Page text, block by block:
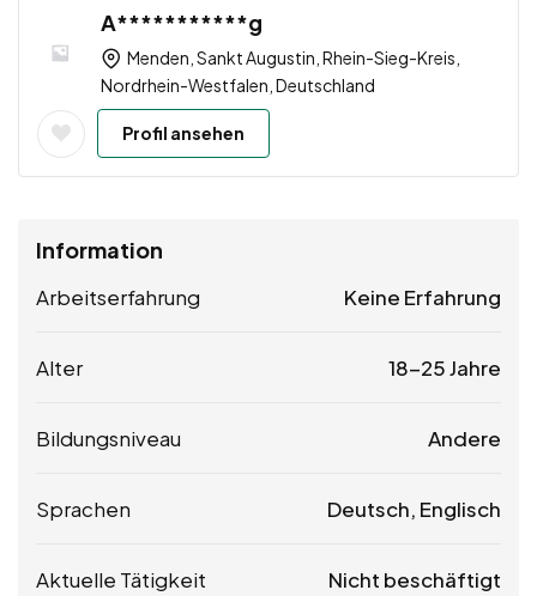
A***********g
Menden, Sankt Augustin, Rhein-Sieg-Kreis,
Nordrhein-Westfalen, Deutschland
Profil ansehen
Information
Arbeitserfahrung Keine Erfahrung
Alter 18-25 Jahre
Bildungsniveau Andere
Sprachen Deutsch, Englisch
Aktuelle Tätigkeit Nicht beschäftigt